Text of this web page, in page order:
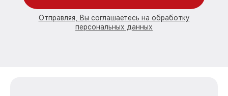
Отправляя, Вы соглашаетесь на обработку
персональных данных